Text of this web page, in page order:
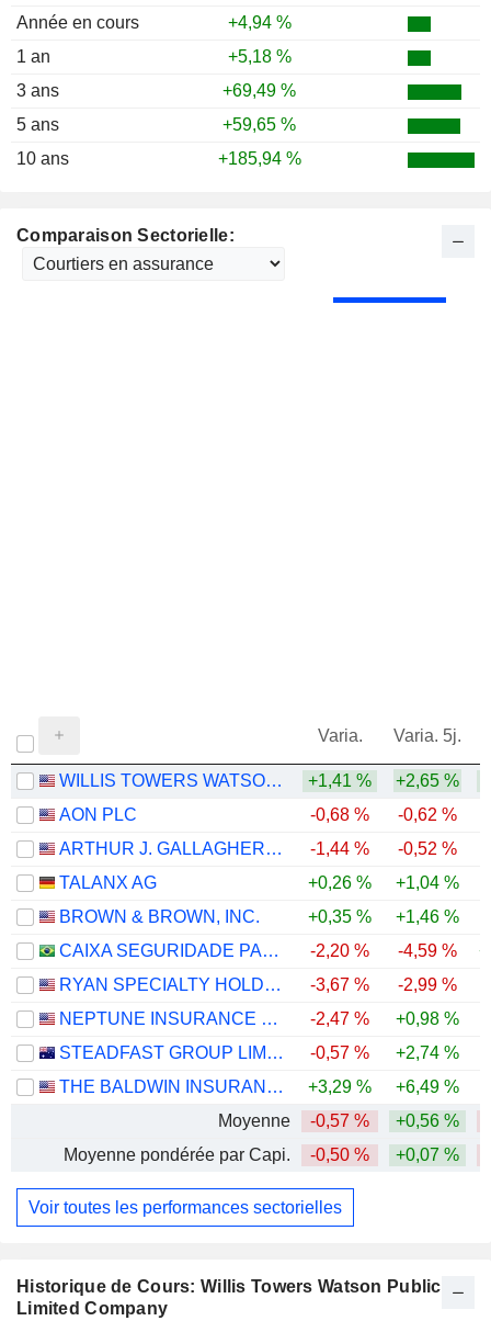
Année en cours
+4,94 %
1 an
+5,18 %
3 ans
+69,49 %
5 ans
+59,65 %
10 ans
+185,94 %
Comparaison Sectorielle:
Varia. Varia. 5j.
WILLIS TOWERS WATSON PUBLIC LIMITED COMPANY +1,41 % +2,65 %
AON PLC
-0,68 % -0,62 %
ARTHUR J. GALLAGHER & CO.
-1,44 % -0,52 %
TALANX AG
+0,26 % +1,04 %
BROWN & BROWN, INC.
+0,35 % +1,46 %
CAIXA SEGURIDADE PARTICIPAÇÕES S.A.
-2,20 % -4,59 %
RYAN SPECIALTY HOLDINGS, INC.
-3,67 % -2,99 %
NEPTUNE INSURANCE HOLDINGS INC.
-2,47 %
+0,98 %
STEADFAST GROUP LIMITED
-0,57 % +2,74 %
THE BALDWIN INSURANCE GROUP, INC.
+3,29 % +6,49 %
Moyenne
-0,57 % +0,56 %
Moyenne pondérée par Capi.
-0,50 % +0,07 %
Voir toutes les performances sectorielles
Historique de Cours: Willis Towers Watson Public
Limited Company